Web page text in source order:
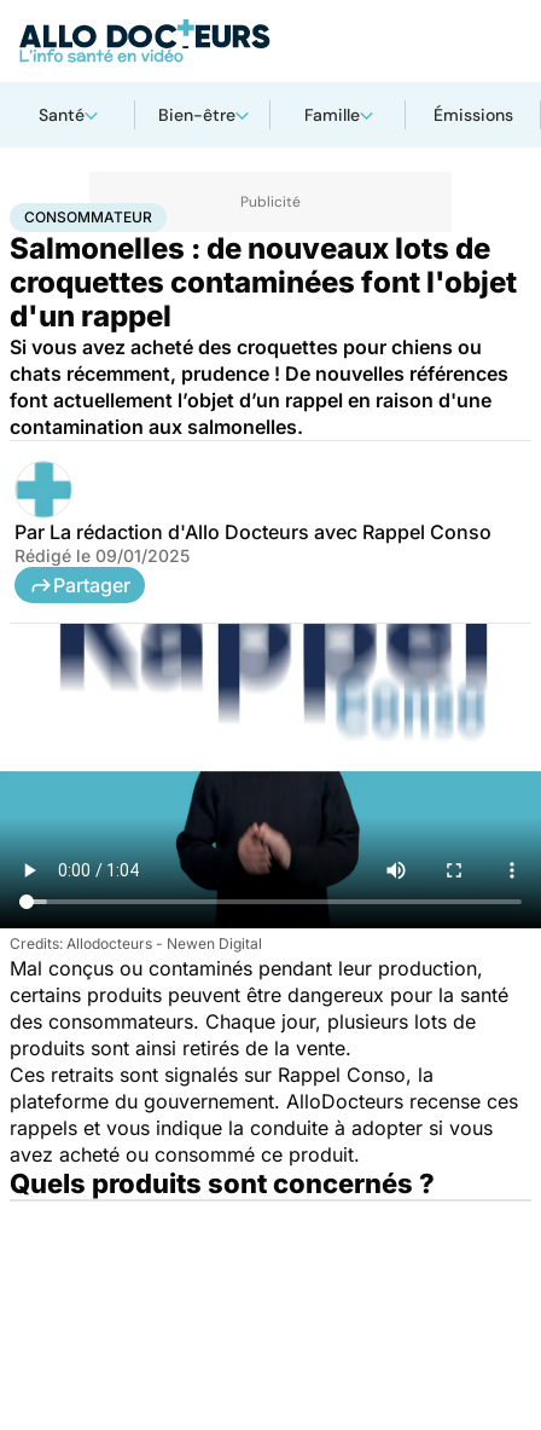
Santé Bien-être Famille Émissions
AccueilSantéConsommateur
CONSOMMATEUR
Salmonelles : de nouveaux lots de
croquettes contaminées font l'objet
d'un rappel
Si vous avez acheté des croquettes pour chiens ou
chats récemment, prudence ! De nouvelles références
font actuellement l’objet d’un rappel en raison d'une
contamination aux salmonelles.
Par La rédaction d'Allo Docteurs avec Rappel Conso
Rédigé le 09/01/2025
Partager
Allodocteurs - Newen Digital
Mal conçus ou contaminés pendant leur production,
certains produits peuvent être dangereux pour la santé
des consommateurs. Chaque jour, plusieurs lots de
produits sont ainsi retirés de la vente.
Ces retraits sont signalés sur Rappel Conso, la
plateforme du gouvernement. AlloDocteurs recense ces
rappels et vous indique la conduite à adopter si vous
avez acheté ou consommé ce produit.
Quels produits sont concernés ?